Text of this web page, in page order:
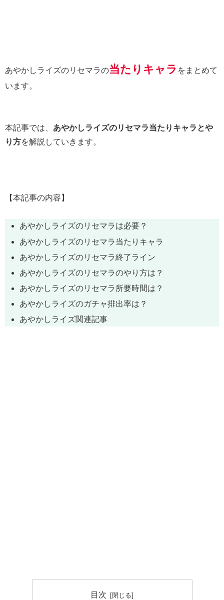
あやかしライズのリセマラの当たりキャラ をまとめて
います。
本記事では、 あやかしライズのリセマラ当たりキャラとや
り方を解説していきます。
【本記事の内容】
あやかしライズのリセマラは必要？
あやかしライズのリセマラ当たりキャラ
あやかしライズのリセマラ終了ライン
あやかしライズのリセマラのやり方は？
あやかしライズのリセマラ所要時間は？
あやかしライズのガチャ排出率は？
あやかしライズ関連記事
目次